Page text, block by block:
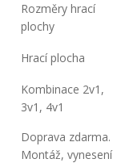
Rozměry hrací
plochy
Hrací plocha
Kombinace 2v1,
3v1, 4v1
Doprava zdarma.
Montáž, vynesení